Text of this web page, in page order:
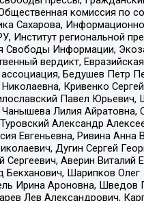
комиссия по
Сахарова,
Институт региональной
Свободы Информации,
вердикт, Евразийская
Бедушев Петр
Кривенко Сергей
Павел Юрьевич,
Лилия Айратовна,
Александр
Евгеньевна, Ривина Анна
Дугин Сергей
Аверин Виталий
Бекханович, Шарипков Олег
Ирина Ароновна, Шведов
Лев Александрович,